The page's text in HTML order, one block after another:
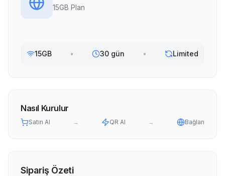
15GB Plan
15GB • 30 gün • Limited
Nasıl Kurulur
Satın Al → QR Al → Bağlan
Sipariş Özeti